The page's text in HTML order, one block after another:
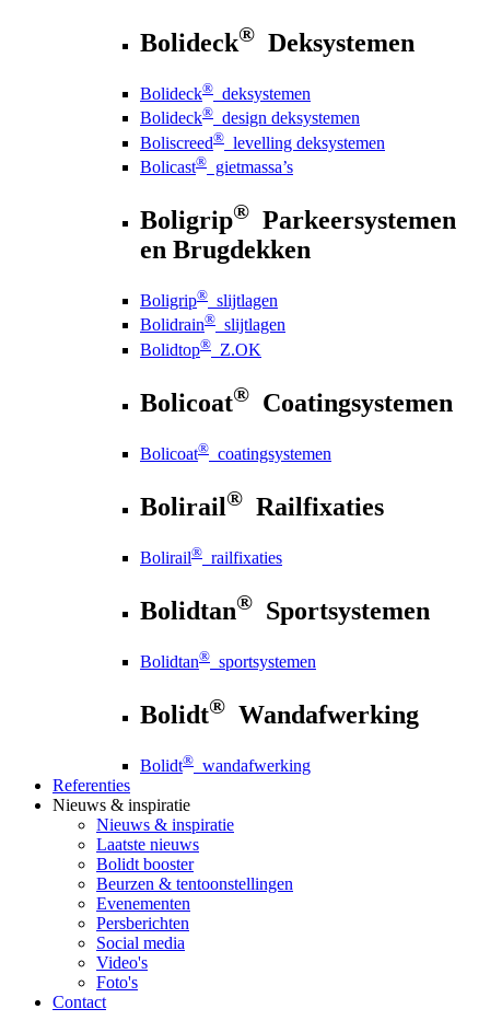
Bolideck® Deksystemen
Bolideck® deksystemen
Bolideck® design deksystemen
Boliscreed® levelling deksystemen
Bolicast® gietmassa’s
Boligrip® Parkeersystemen
en Brugdekken
Boligrip® slijtlagen
Bolidrain® slijtlagen
Bolidtop® Z.OK
Bolicoat® Coatingsystemen
Bolicoat® coatingsystemen
Bolirail® Railfixaties
Bolirail® railfixaties
Bolidtan® Sportsystemen
Bolidtan® sportsystemen
Bolidt® Wandafwerking
Bolidt® wandafwerking
Referenties
Nieuws & inspiratie
Nieuws & inspiratie
Laatste nieuws
Bolidt booster
Beurzen & tentoonstellingen
Evenementen
Persberichten
Social media
Video's
Foto's
Contact